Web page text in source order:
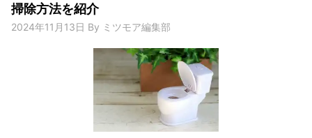
掃除方法を紹介
2024年11月13日 By ミツモア編集部